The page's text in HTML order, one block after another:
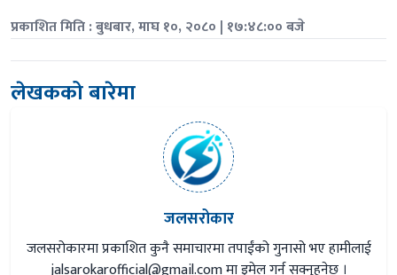
प्रकाशित मिति : बुधबार, माघ १०, २०८० | १७:४८:०० बजे
लेखकको बारेमा
जलसरोकार
जलसरोकारमा प्रकाशित कुनै समाचारमा तपाईंको गुनासो भए हामीलाई
jalsarokarofficial@gmail.comमा इमेल गर्न सक्नुहुनेछ ।